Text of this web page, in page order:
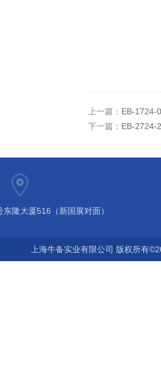
上一篇： EB-1724-
下一篇： EB-2724-
东隆大厦516（新国展对面）
上海牛备实业有限公司 版权所有